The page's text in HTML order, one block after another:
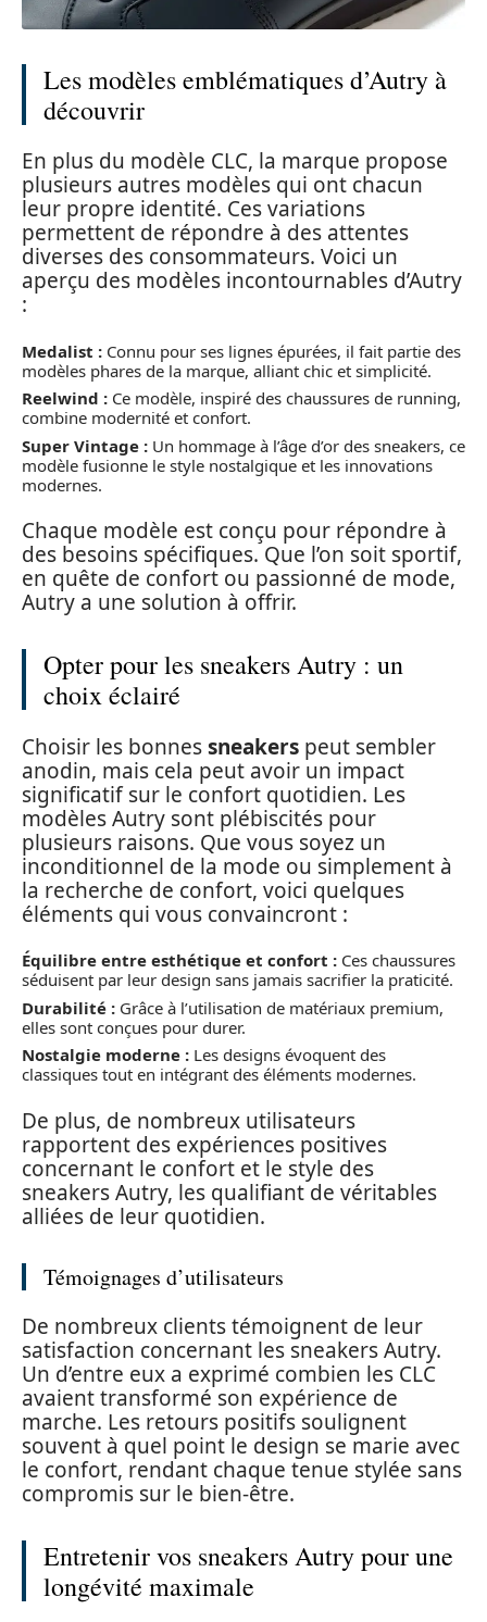
Les modèles emblématiques d’Autry à
découvrir
En plus du modèle CLC, la marque propose
plusieurs autres modèles qui ont chacun
leur propre identité. Ces variations
permettent de répondre à des attentes
diverses des consommateurs. Voici un
aperçu des modèles incontournables d’Autry
:
Medalist : Connu pour ses lignes épurées, il fait partie des
modèles phares de la marque, alliant chic et simplicité.
Reelwind : Ce modèle, inspiré des chaussures de running,
combine modernité et confort.
Super Vintage : Un hommage à l’âge d’or des sneakers, ce
modèle fusionne le style nostalgique et les innovations
modernes.
Chaque modèle est conçu pour répondre à
des besoins spécifiques. Que l’on soit sportif,
en quête de confort ou passionné de mode,
Autry a une solution à offrir.
Opter pour les sneakers Autry : un
choix éclairé
Choisir les bonnessneakers peut sembler
anodin, mais cela peut avoir un impact
significatif sur le confort quotidien. Les
modèles Autry sont plébiscités pour
plusieurs raisons. Que vous soyez un
inconditionnel de la mode ou simplement à
la recherche de confort, voici quelques
éléments qui vous convaincront :
Équilibre entre esthétique et confort : Ces chaussures
séduisent par leur design sans jamais sacrifier la praticité.
Durabilité : Grâce à l’utilisation de matériaux premium,
elles sont conçues pour durer.
Nostalgie moderne : Les designs évoquent des
classiques tout en intégrant des éléments modernes.
De plus, de nombreux utilisateurs
rapportent des expériences positives
concernant le confort et le style des
sneakers Autry, les qualifiant de véritables
alliées de leur quotidien.
Témoignages d’utilisateurs
De nombreux clients témoignent de leur
satisfaction concernant les sneakers Autry.
Un d’entre eux a exprimé combien les CLC
avaient transformé son expérience de
marche. Les retours positifs soulignent
souvent à quel point le design se marie avec
le confort, rendant chaque tenue stylée sans
compromis sur le bien-être.
Entretenir vos sneakers Autry pour une
longévité maximale